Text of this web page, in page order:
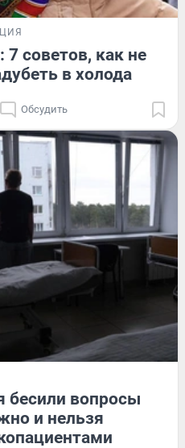
советов, как не
в холода
Обсудить
бесили вопросы
и нельзя